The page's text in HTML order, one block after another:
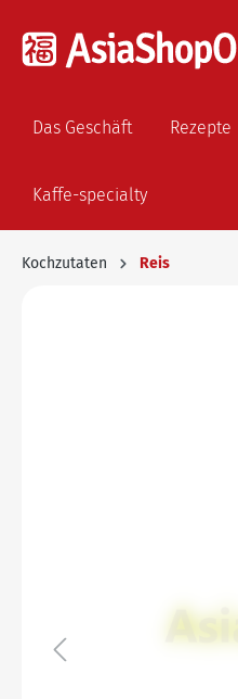
Das Geschäft Rezepte
Kaffe-specialty
Kochzutaten Reis